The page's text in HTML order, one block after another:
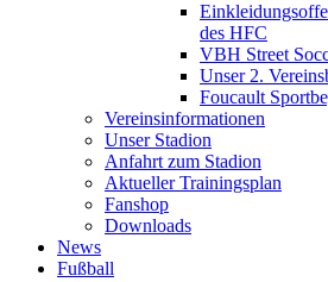
des HFC
VBH Street
Unser 2.
Foucault
Vereinsinformationen
Unser Stadion
Anfahrt zum Stadion
Aktueller Trainingsplan
Fanshop
Downloads
News
Fußball